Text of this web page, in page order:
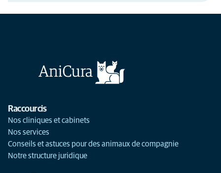
Raccourcis
Nos cliniques et cabinets
Nos services
Conseils et astuces pour des animaux de compagnie
Notre structure juridique